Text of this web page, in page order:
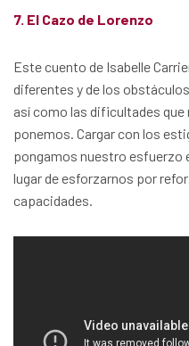
7. El Cazo de Lorenzo
Este cuento de Isabelle
diferentes y de los
así como las dificultades
ponemos. Cargar con los
pongamos nuestro esfuerzo
lugar de esforzarnos por
capacidades.